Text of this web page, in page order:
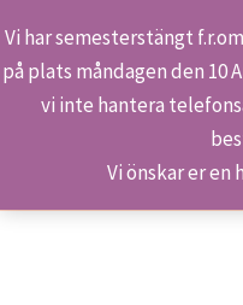
Vi har semesterstängt
på plats måndagen den 10
vi inte hantera
Vi önskar er en
Hoppa
Sök
Hem Butiken